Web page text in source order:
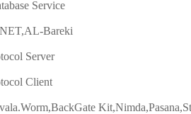
Service
Bareki
Server
Client